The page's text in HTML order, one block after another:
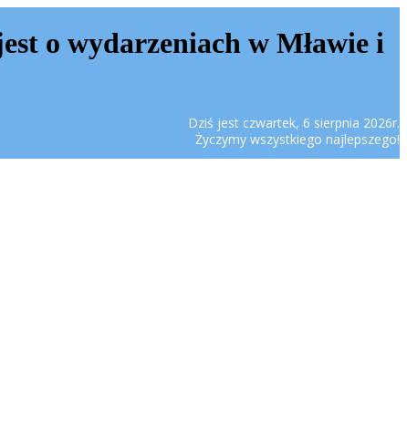
o wydarzeniach w Mławie i
Dziś jest czwartek, 6 sierpnia 2026r.
Życzymy wszystkiego najlepszego!